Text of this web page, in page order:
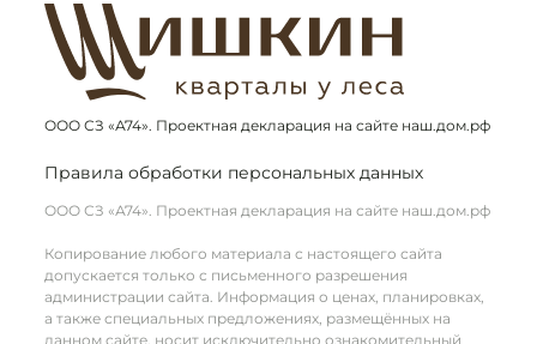
ООО СЗ «А74». Проектная декларация на сайте наш.дом.рф
Правила обработки персональных данных
ООО СЗ «А74». Проектная декларация на сайте наш.дом.рф
Копирование любого материала с настоящего сайта
допускается только с письменного разрешения
администрации сайта. Информация о ценах, планировках,
а также специальных предложениях, размещённых на
данном сайте, носит исключительно ознакомительный